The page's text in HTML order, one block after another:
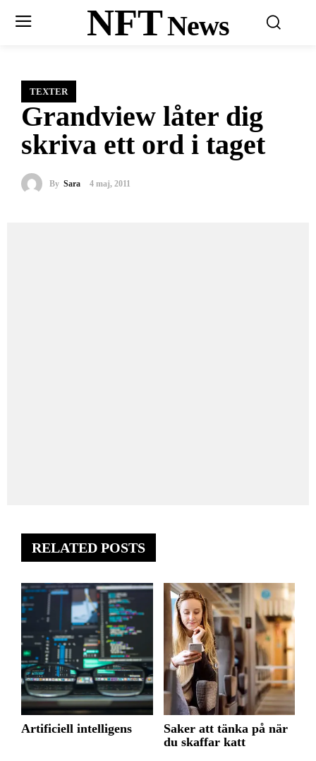
NFTNews
TEXTER
Grandview låter dig
skriva ett ord i taget
By Sara 4 maj, 2011
RELATED POSTS
Artificiell intelligens
Saker att tänka på när
du skaffar katt